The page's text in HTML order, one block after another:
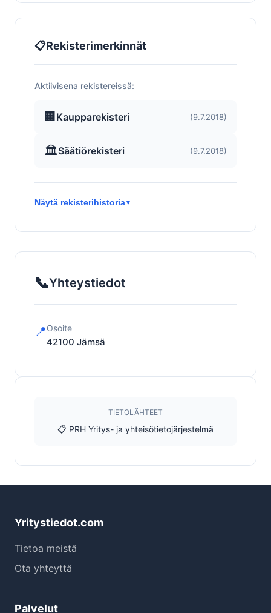
📋Rekisterimerkinnät
Aktiivisena rekistereissä:
🏢 Kaupparekisteri (9.7.2018)
🏛️Säätiörekisteri (9.7.2018)
Näytä rekisterihistoria▼
📞Yhteystiedot
📍Osoite
42100 Jämsä
TIETOLÄHTEET
📋 PRH Yritys- ja yhteisötietojärjestelmä
Yritystiedot.com
Tietoa meistä
Ota yhteyttä
Palvelut